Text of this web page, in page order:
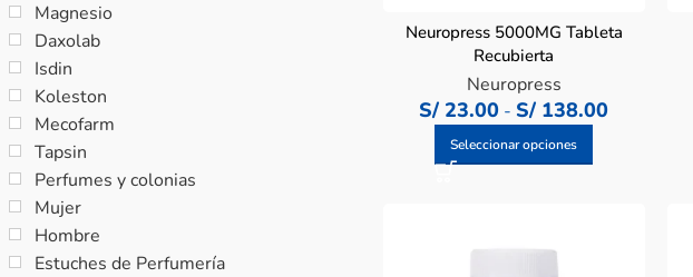
Magnesio
Daxolab
Isdin
Koleston
Mecofarm
Tapsin
Perfumes y colonias
Mujer
Hombre
Estuches de Perfumería
Neuropress 5000MG Tableta
Recubierta
Neuropress
S/ 23.00 - S/ 138.00
Seleccionar opciones